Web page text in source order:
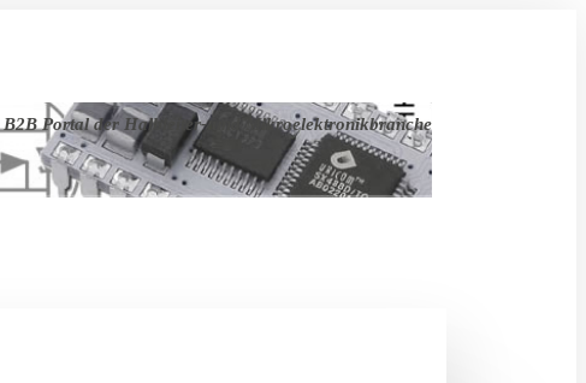
B2B Portal der Halbleiter- und Mikroelektronikbranche